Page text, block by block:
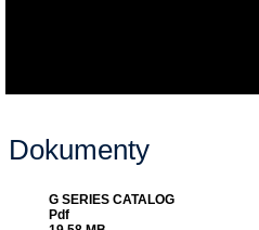
Dokumenty
G SERIES CATALOG
Pdf